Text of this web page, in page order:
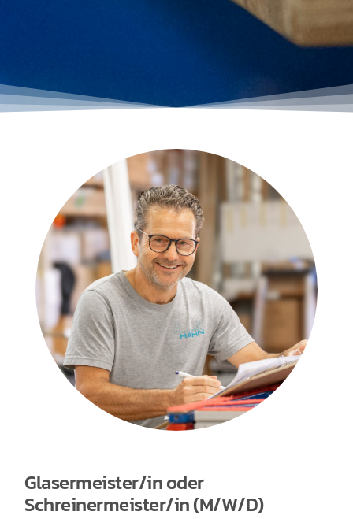
Glasermeister/in oder
Schreinermeister/in (M/W/D)